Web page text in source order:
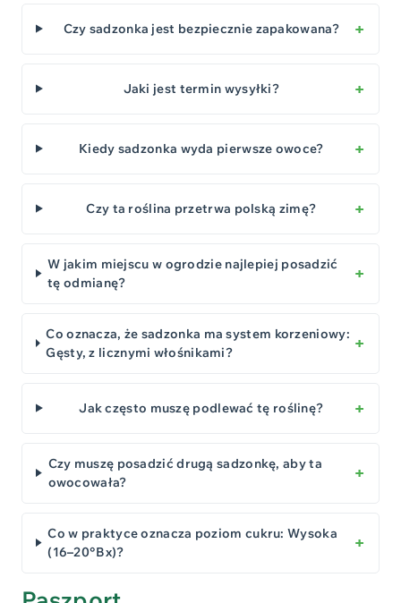
Czy sadzonka jest bezpiecznie zapakowana?
Jaki jest termin wysyłki?
Kiedy sadzonka wyda pierwsze owoce?
Czy ta roślina przetrwa polską zimę?
W jakim miejscu w ogrodzie najlepiej posadzić
tę odmianę?
Co oznacza, że sadzonka ma system korzeniowy:
Gęsty, z licznymi włośnikami?
Jak często muszę podlewać tę roślinę?
Czy muszę posadzić drugą sadzonkę, aby ta
owocowała?
Co w praktyce oznacza poziom cukru: Wysoka
(16–20°Bx)?